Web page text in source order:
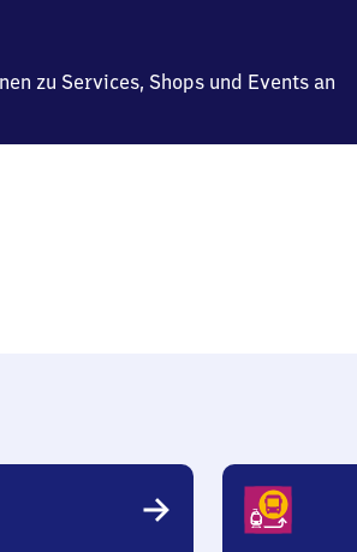
zu Services, Shops und Events an